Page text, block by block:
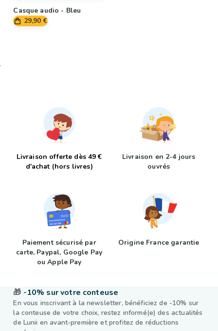
Casque audio - Bleu
29,90 €
Livraison offerte dès 49 €
d'achat (hors livres)
Livraison en 2-4 jours
ouvrés
Paiement sécurisé par
carte, Paypal, Google Pay
ou Apple Pay
Origine France garantie
🎁 -10% sur votre conteuse
En vous inscrivant à la newsletter, bénéficiez de -10% sur
la conteuse de votre choix, restez informé(e) des actualités
de Lunii en avant-première et profitez de réductions